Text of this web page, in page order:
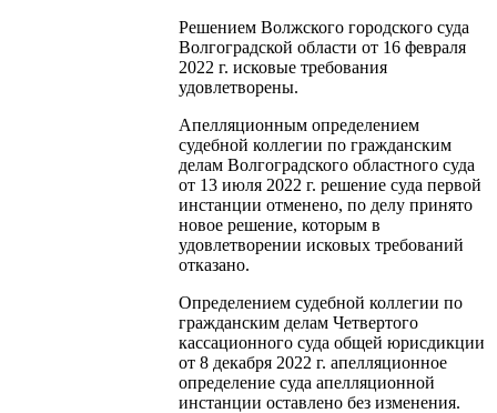
Решением Волжского городского суда
Волгоградской области от 16 февраля
2022 г. исковые требования
удовлетворены.
Апелляционным определением
судебной коллегии по гражданским
делам Волгоградского областного суда
от 13 июля 2022 г. решение суда первой
инстанции отменено, по делу принято
новое решение, которым в
удовлетворении исковых требований
отказано.
Определением судебной коллегии по
гражданским делам Четвертого
кассационного суда общей юрисдикции
от 8 декабря 2022 г. апелляционное
определение суда апелляционной
инстанции оставлено без изменения.